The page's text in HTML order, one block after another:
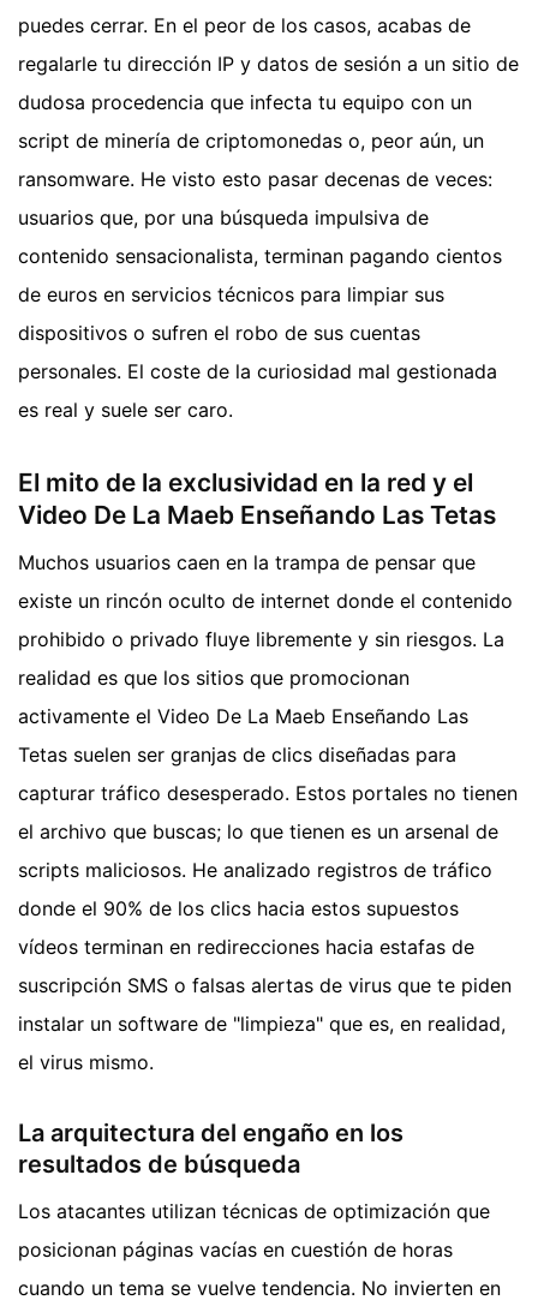
puedes cerrar. En el peor de los casos, acabas de
regalarle tu dirección IP y datos de sesión a un sitio de
dudosa procedencia que infecta tu equipo con un
script de minería de criptomonedas o, peor aún, un
ransomware. He visto esto pasar decenas de veces:
usuarios que, por una búsqueda impulsiva de
contenido sensacionalista, terminan pagando cientos
de euros en servicios técnicos para limpiar sus
dispositivos o sufren el robo de sus cuentas
personales. El coste de la curiosidad mal gestionada
es real y suele ser caro.
El mito de la exclusividad en la red y el
Video De La Maeb Enseñando Las Tetas
Muchos usuarios caen en la trampa de pensar que
existe un rincón oculto de internet donde el contenido
prohibido o privado fluye libremente y sin riesgos. La
realidad es que los sitios que promocionan
activamente el Video De La Maeb Enseñando Las
Tetas suelen ser granjas de clics diseñadas para
capturar tráfico desesperado. Estos portales no tienen
el archivo que buscas; lo que tienen es un arsenal de
scripts maliciosos. He analizado registros de tráfico
donde el 90% de los clics hacia estos supuestos
vídeos terminan en redirecciones hacia estafas de
suscripción SMS o falsas alertas de virus que te piden
instalar un software de "limpieza" que es, en realidad,
el virus mismo.
La arquitectura del engaño en los
resultados de búsqueda
Los atacantes utilizan técnicas de optimización que
posicionan páginas vacías en cuestión de horas
cuando un tema se vuelve tendencia. No invierten en